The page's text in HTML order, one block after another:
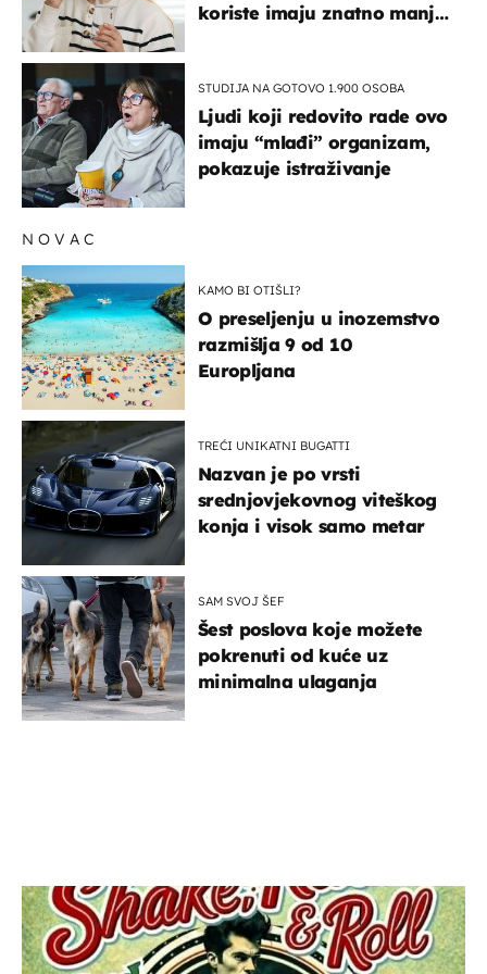
koriste imaju znatno manji
STUDIJA NA GOTOVO 1.900 OSOBA
Ljudi koji redovito rade ovo
imaju “mlađi” organizam,
pokazuje istraživanje
NOVAC
KAMO BI OTIŠLI?
O preseljenju u inozemstvo
razmišlja 9 od 10
Europljana
TREĆI UNIKATNI BUGATTI
Nazvan je po vrsti
srednjovjekovnog viteškog
konja i visok samo metar
SAM SVOJ ŠEF
Šest poslova koje možete
pokrenuti od kuće uz
minimalna ulaganja